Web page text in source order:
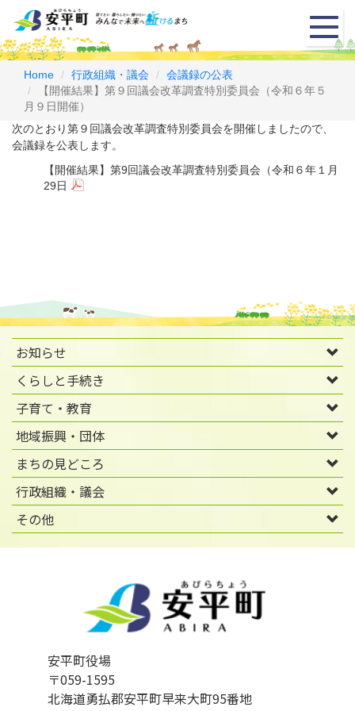
メ
ニ
ュ
Home 行政組織・議会
会議録の公表
【開催結果】第９回議会改革調査特別委員会（令和６年５
月９日開催）
次のとおり第９回議会改革調査特別委員会を開催しましたので、
会議録を公表します。
【開催結果】第9回議会改革調査特別委員会（令和６年１月
29日
お知らせ
くらしと手続き
子育て・教育
地域振興・団体
まちの見どころ
行政組織・議会
その他
安平町役場
〒059-1595
北海道勇払郡安平町早来大町95番地